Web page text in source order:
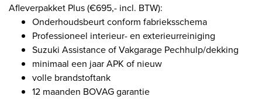
Afleverpakket Plus (€695,- incl. BTW):
Onderhoudsbeurt conform fabrieksschema
Professioneel interieur- en exterieurreiniging
Suzuki Assistance of Vakgarage Pechhulp/dekking
minimaal een jaar APK of nieuw
volle brandstoftank
12 maanden BOVAG garantie